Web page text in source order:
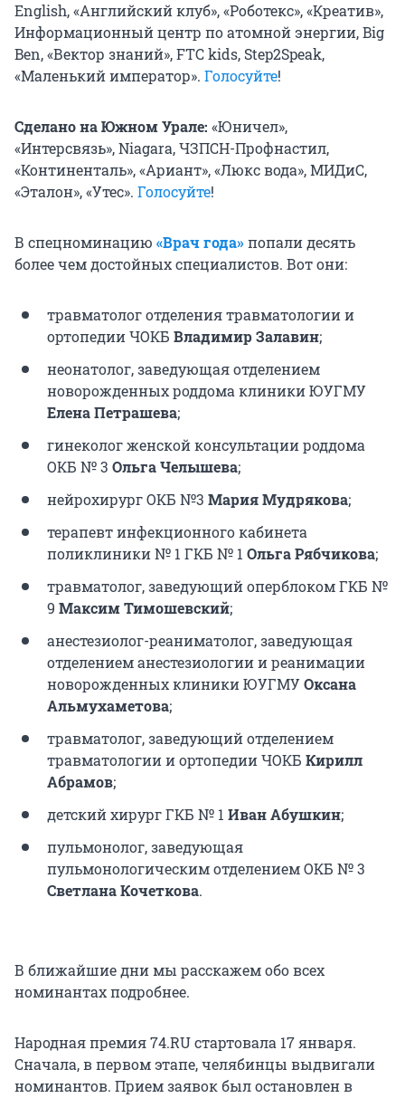
English, «Английский клуб», «Роботекс», «Креатив»,
Информационный центр по атомной энергии, Big
Ben, «Вектор знаний», FTC kids, Step2Speak,
«Маленький император». Голосуйте!
Сделано на Южном Урале: «Юничел»,
«Интерсвязь», Niagara, ЧЗПСН-Профнастил,
«Континенталь», «Ариант», «Люкс вода», МИДиС,
«Эталон», «Утес». Голосуйте!
В спецноминацию «Врач года»попали десять
более чем достойных специалистов. Вот они:
травматолог отделения травматологии и
ортопедии ЧОКБ Владимир Залавин;
неонатолог, заведующая отделением
новорожденных роддома клиники ЮУГМУ
Елена Петрашева;
гинеколог женской консультации роддома
ОКБ № 3 Ольга Челышева;
нейрохирург ОКБ №3 Мария Мудрякова;
терапевт инфекционного кабинета
поликлиники № 1 ГКБ № 1 Ольга Рябчикова;
травматолог, заведующий оперблоком ГКБ №
9 Максим Тимошевский;
анестезиолог-реаниматолог, заведующая
отделением анестезиологии и реанимации
новорожденных клиники ЮУГМУОксана
Альмухаметова;
травматолог, заведующий отделением
травматологии и ортопедии ЧОКБ Кирилл
Абрамов;
детский хирург ГКБ № 1 Иван Абушкин;
пульмонолог, заведующая
пульмонологическим отделением ОКБ № 3
Светлана Кочеткова.
В ближайшие дни мы расскажем обо всех
номинантах подробнее.
Народная премия 74.RU стартовала 17 января.
Сначала, в первом этапе, челябинцы выдвигали
номинантов. Прием заявок был остановлен в